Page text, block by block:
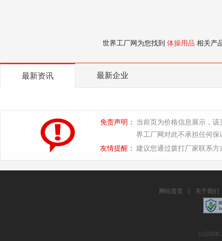
世界工厂网为您找到 体操用品 相关产
最新资讯 最新企业
免责声明：
当前页为价格信息展示，
界工厂网对此不承担任何保
友情提醒： 建议您通过拨打厂家联系
网站首页 关于我们